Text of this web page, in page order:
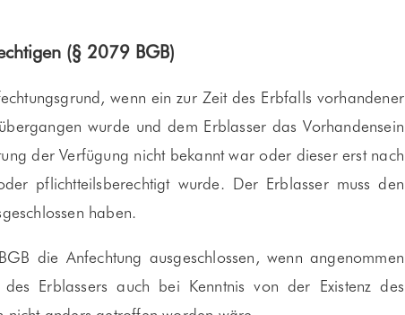
(§ 2079 BGB)
wenn ein zur Zeit des Erbfalls vorhandener
wurde und dem Erblasser das Vorhandensein
der Verfügung nicht bekannt war oder dieser erst nach
pflichtteilsberechtigt wurde. Der Erblasser muss den
haben.
die Anfechtung ausgeschlossen, wenn angenommen
Erblassers auch bei Kenntnis von der Existenz des